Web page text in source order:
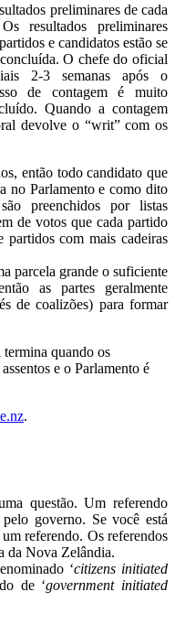
preliminares de cada
resultados preliminares
e candidatos estão se
O chefe do oficial
2-3 semanas após o
de contagem é muito
Quando a contagem
devolve o “writ” com os
então todo candidato que
no Parlamento e como dito
preenchidos por listas
de votos que cada partido
com mais cadeiras
parcela grande o suficiente
as partes geralmente
de coalizões) para formar
quando os
e o Parlamento é
.
questão. Um referendo
governo. Se você está
referendo. Os referendos
da Nova Zelândia.
‘citizens initiated
de ‘government initiated